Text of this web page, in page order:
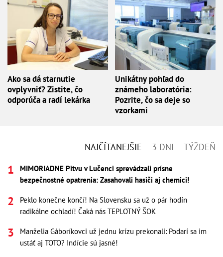
Ako sa dá starnutie
ovplyvniť? Zistite, čo
odporúča a radí lekárka
Unikátny pohľad do
známeho laboratória:
Pozrite, čo sa deje so
vzorkami
NAJČÍTANEJŠIE 3 DNI TÝŽDEŇ
MIMORIADNE Pitvu v Lučenci sprevádzali prísne
bezpečnostné opatrenia: Zasahovali hasiči aj chemici!
Peklo konečne končí! Na Slovensku sa už o pár hodín
radikálne ochladí! Čaká nás TEPLOTNÝ ŠOK
Manželia Gáboríkovci už jednu krízu prekonali: Podarí sa im
ustáť aj TOTO? Indície sú jasné!